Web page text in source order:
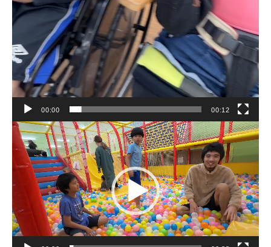
00:00 00:12
動
画
レ
ー
ー